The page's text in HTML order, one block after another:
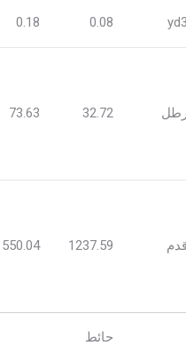
yd3
0.08
0.18
32.72
73.63
قدم 1237.59
550.04
حائط